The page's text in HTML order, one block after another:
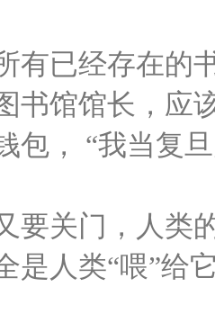
有已经存在的
书馆馆长，应
包， “我当复
要关门，人类
是人类“喂”给